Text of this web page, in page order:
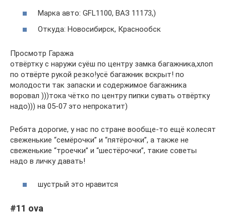
Марка авто: GFL1100, ВАЗ 11173,)
Откуда: Новосибирск, Краснообск
Просмотр Гаража
отвёртку с наружи cуёш по центру замка багажника,хлоп
по отвёрте рукой резко!усё багажник вскрыт! по
молодости так запаски и содержимое багажника
воровал )))тока чётко по центру пипки сувать отвёртку
надо))) на 05-07 это непрокатит)
Ребята дорогие, у нас по стране вообще-то ещё колесят
свеженькие “семёрочки” и “пятёрочки”, а также не
свеженькие “троечки” и “шестёрочки”, такие советы
надо в личку давать!
шустрый это нравится
#11 ova